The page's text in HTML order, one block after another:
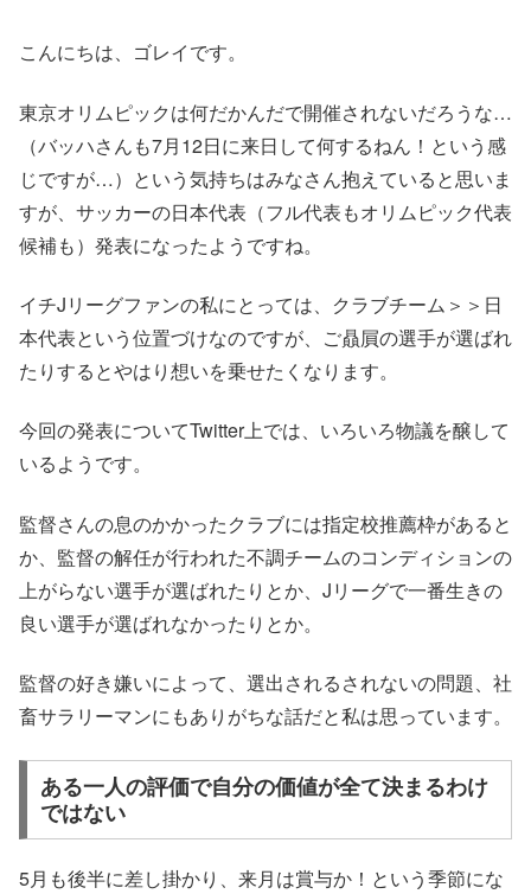
こんにちは、ゴレイです。
東京オリムピックは何だかんだで開催されないだろうな…
（バッハさんも7月12日に来日して何するねん！という感
じですが…）という気持ちはみなさん抱えていると思いま
すが、サッカーの日本代表（フル代表もオリムピック代表
候補も）発表になったようですね。
イチJリーグファンの私にとっては、クラブチーム＞＞日
本代表という位置づけなのですが、ご贔屓の選手が選ばれ
たりするとやはり想いを乗せたくなります。
今回の発表についてTwitter上では、いろいろ物議を醸して
いるようです。
監督さんの息のかかったクラブには指定校推薦枠があると
か、監督の解任が行われた不調チームのコンディションの
上がらない選手が選ばれたりとか、Jリーグで一番生きの
良い選手が選ばれなかったりとか。
監督の好き嫌いによって、選出されるされないの問題、社
畜サラリーマンにもありがちな話だと私は思っています。
ある一人の評価で自分の価値が全て決まるわけ
ではない
5月も後半に差し掛かり、来月は賞与か！という季節にな